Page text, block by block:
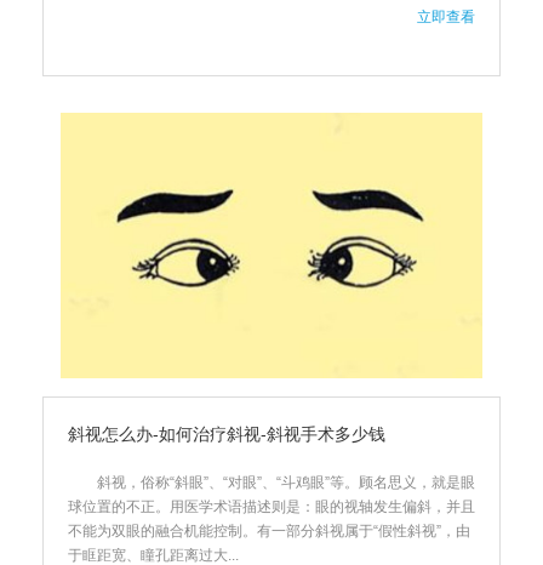
立即查看
斜视怎么办-如何治疗斜视-斜视手术多少钱
斜视，俗称“斜眼”、“对眼”、“斗鸡眼”等。顾名思义，就是眼
球位置的不正。用医学术语描述则是：眼的视轴发生偏斜，并且
不能为双眼的融合机能控制。有一部分斜视属于“假性斜视”，由
于眶距宽、瞳孔距离过大...